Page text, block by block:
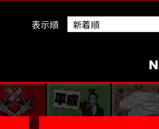
表示順